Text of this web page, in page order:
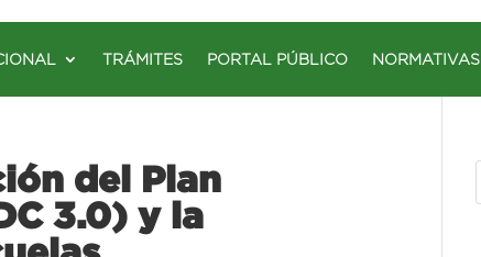
TRÁMITES PORTAL PÚBLICO NORMATIVAS
del Plan
3.0) y la